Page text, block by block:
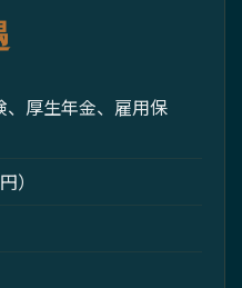
厚生年金、雇用保
）